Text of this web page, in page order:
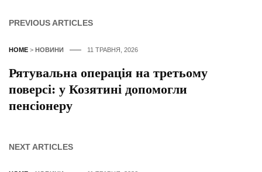
PREVIOUS ARTICLES
HOME > НОВИНИ 11 ТРАВНЯ, 2026
Рятувальна операція на третьому
поверсі: у Козятині допомогли
пенсіонеру
NEXT ARTICLES